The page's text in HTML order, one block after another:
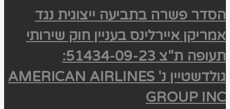
הסדר פשרה בתביעה ייצוגית נגד
אמריקן איירלינס בעניין חוק שירותי
תעופה ת"צ 51434-09-23:
גולדשטיין נ' AMERICAN AIRLINES
GROUP INC